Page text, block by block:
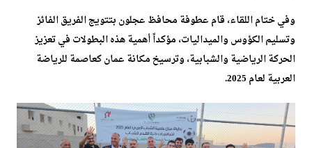
وفي ختام اللقاء، قام عطوفة محافظ عجلون بتتويج الفريق الفائز
وتسليم الكؤوس والميداليات، مؤكداً أهمية هذه البطولات في تعزيز
الحركة الرياضية والشبابية، وترسيخ مكانة عمان كعاصمة للرياضة
العربية لعام 2025.